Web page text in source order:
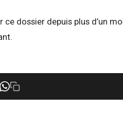
ce dossier depuis plus d’un